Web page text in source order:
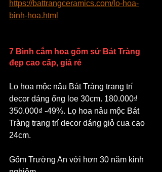
https://battrangceramics.com/lo-hoa-
binh-hoa.html
7 Bình cắm hoa gốm sứ Bát Tràng
đẹp cao cấp, giá rẻ
Lọ hoa mộc nâu Bát Tràng trang trí
decor dáng ống loe 30cm. 180.000₫
350.000₫ -49%. Lọ hoa nâu mộc Bát
Tràng trang trí decor dáng giỏ cua cao
24cm.
Gốm Trường An với hơn 30 năm kinh